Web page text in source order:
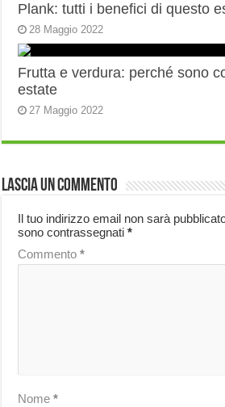
Plank: tutti i benefici di questo
28 Maggio 2022
Frutta e verdura: perché sono
estate
27 Maggio 2022
Lascia un commento
Il tuo indirizzo email non sarà
sono contrassegnati*
Commento*
Nome*